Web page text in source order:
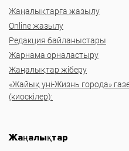
Жаңалықтарға жазылу
Online жазылу
Редакция байланыстары
Жарнама орналастыру
Жаңалықтар жіберу
«Жайық үні-Жизнь города»
(киоскілер):
Жаңалықтар